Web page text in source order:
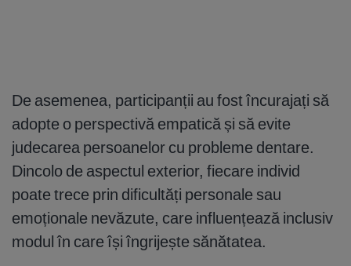
De asemenea, participanții au fost încurajați să
adopte o perspectivă empatică și să evite
judecarea persoanelor cu probleme dentare.
Dincolo de aspectul exterior, fiecare individ
poate trece prin dificultăți personale sau
emoționale nevăzute, care influențează inclusiv
modul în care își îngrijește sănătatea.